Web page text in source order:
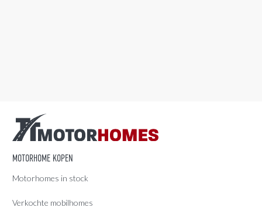
MOTORHOME KOPEN
Motorhomes in stock
Verkochte mobilhomes